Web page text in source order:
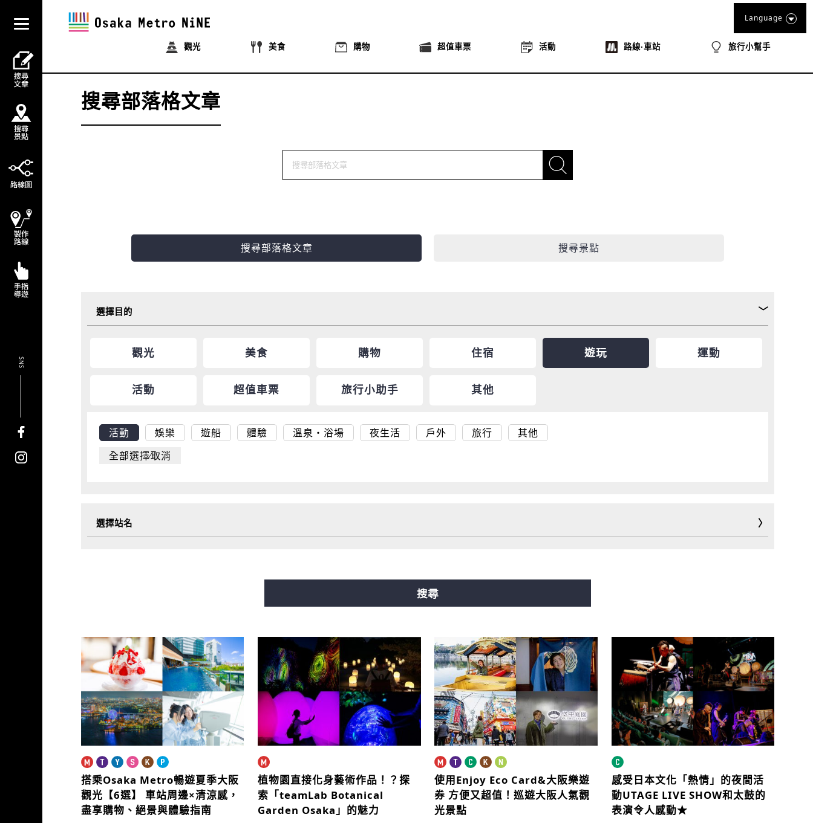
觀光 美食 購物 超值車票 活動 路線‧車站 旅行小幫手
Language
SNS
搜尋部落格文章
搜尋部落格文章 搜尋景點
選擇目的
觀光 美食 購物 住宿 遊玩 運動
活動 超值車票 旅行小助手 其他
活動 娛樂 遊船 體驗 溫泉・浴場 夜生活 戶外 旅行
其他
全部選擇∕取消
選擇站名
新電車
搜尋
搭乘Osaka Metro暢遊夏季大阪
觀光【6選】
車站周邊×清涼感，
盡享購物、絕景與體驗指南
植物園直接化身藝術作品！？探
索「teamLab Botanical
Garden Osaka」的魅力
使用Enjoy Eco Card&大阪樂遊
券 方便又超值！巡遊大阪人氣觀
光景點
感受日本文化「熱情」的夜間活
動UTAGE LIVE SHOW和太鼓的
表演令人感動★